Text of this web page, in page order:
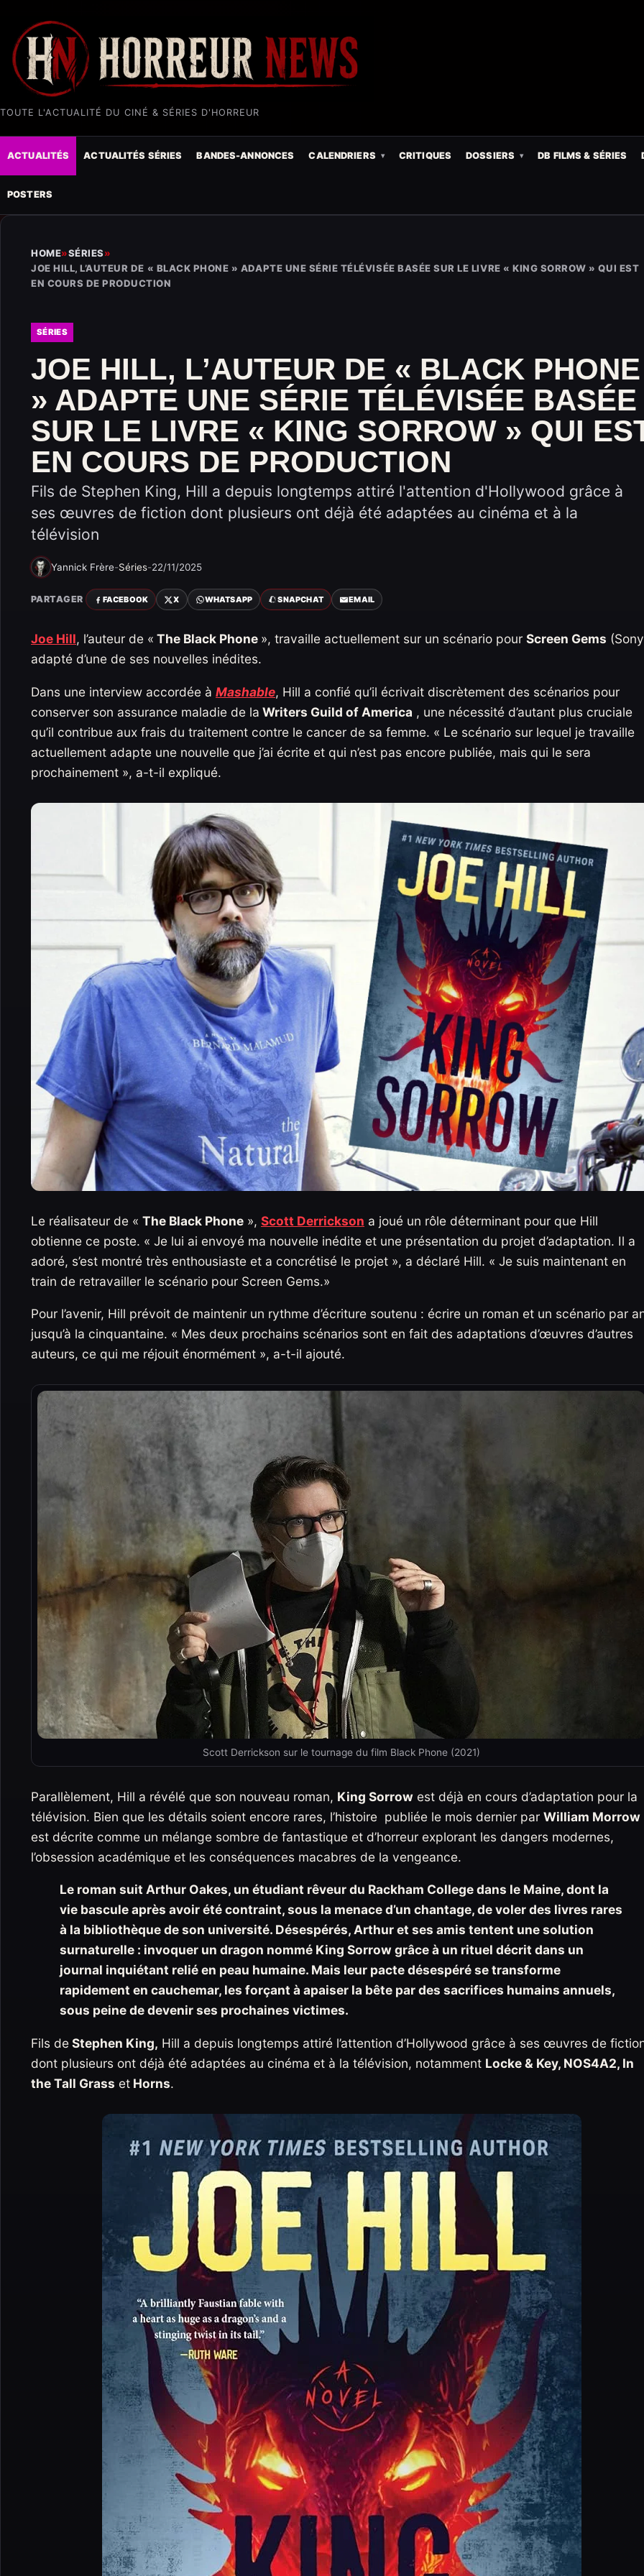
TOUTE L'ACTUALITÉ DU CINÉ & SÉRIES D'HORREUR
ACTUALITÉS ACTUALITÉS SÉRIES BANDES-ANNONCES CALENDRIERS CRITIQUES DOSSIERS DB FILMS & SÉRIES
POSTERS
HOME»SÉRIES»
JOE HILL, L’AUTEUR DE « BLACK PHONE » ADAPTE UNE SÉRIE TÉLÉVISÉE BASÉE SUR LE LIVRE « KING SORROW » QUI EST
EN COURS DE PRODUCTION
SÉRIES
JOE HILL, L’AUTEUR DE « BLACK PHONE
» ADAPTE UNE SÉRIE TÉLÉVISÉE BASÉE
SUR LE LIVRE « KING SORROW » QUI
EN COURS DE PRODUCTION
Fils de Stephen King, Hill a depuis longtemps attiré l'attention d'Hollywood grâce à
ses œuvres de fiction dont plusieurs ont déjà été adaptées au cinéma et à la
télévision
Yannick Frère-Séries-22/11/2025
PARTAGER FACEBOOK X WHATSAPP SNAPCHAT EMAIL
Joe Hill, l’auteur de « The Black Phone », travaille actuellement sur un scénario pour Screen Gems
adapté d’une de ses nouvelles inédites.
Dans une interview accordée à Mashable, Hill a confié qu’il écrivait discrètement des scénarios pour
conserver son assurance maladie de la Writers Guild of America , une nécessité d’autant plus cruciale
qu’il contribue aux frais du traitement contre le cancer de sa femme. « Le scénario sur lequel je travaille
actuellement adapte une nouvelle que j’ai écrite et qui n’est pas encore publiée, mais qui le sera
prochainement », a-t-il expliqué.
Le réalisateur de « The Black Phone », Scott Derrickson a joué un rôle déterminant pour que Hill
obtienne ce poste. « Je lui ai envoyé ma nouvelle inédite et une présentation du projet d’adaptation. Il a
adoré, s’est montré très enthousiaste et a concrétisé le projet », a déclaré Hill. « Je suis maintenant en
train de retravailler le scénario pour Screen Gems.»
Pour l’avenir, Hill prévoit de maintenir un rythme d’écriture soutenu : écrire un roman et un scénario par
jusqu’à la cinquantaine. « Mes deux prochains scénarios sont en fait des adaptations d’œuvres d’autres
auteurs, ce qui me réjouit énormément », a-t-il ajouté.
Scott Derrickson sur le tournage du film Black Phone (2021)
Parallèlement, Hill a révélé que son nouveau roman, King Sorrow est déjà en cours d’adaptation pour la
télévision. Bien que les détails soient encore rares, l’histoire publiée le mois dernier par William Morrow
est décrite comme un mélange sombre de fantastique et d’horreur explorant les dangers modernes,
l’obsession académique et les conséquences macabres de la vengeance.
Le roman suit Arthur Oakes, un étudiant rêveur du Rackham College dans le Maine, dont la
vie bascule après avoir été contraint, sous la menace d’un chantage, de voler des livres rares
à la bibliothèque de son université. Désespérés, Arthur et ses amis tentent une solution
surnaturelle : invoquer un dragon nommé King Sorrow grâce à un rituel décrit dans un
journal inquiétant relié en peau humaine. Mais leur pacte désespéré se transforme
rapidement en cauchemar, les forçant à apaiser la bête par des sacrifices humains annuels,
sous peine de devenir ses prochaines victimes.
Fils deStephen King, Hill a depuis longtemps attiré l’attention d’Hollywood grâce à ses œuvres de
dont plusieurs ont déjà été adaptées au cinéma et à la télévision, notamment Locke & Key, NOS4A2, In
the Tall Grass et Horns.